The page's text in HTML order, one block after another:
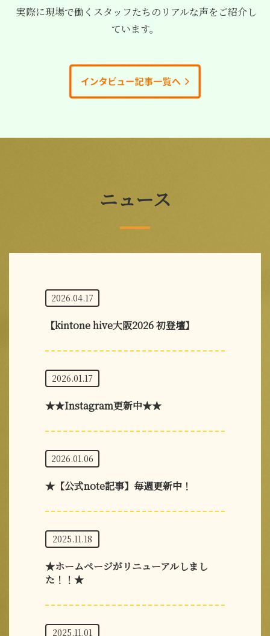
実際に現場で働くスタッフたちのリアルな声をご紹介し
ています。
ニュース
2026.04.17
【kintone hive大阪2026 初登壇】
2026.01.17
★★Instagram更新中★★
2026.01.06
★【公式note記事】毎週更新中！
2025.11.18
★ホームページがリニューアルしまし
た！！★
2025.11.01